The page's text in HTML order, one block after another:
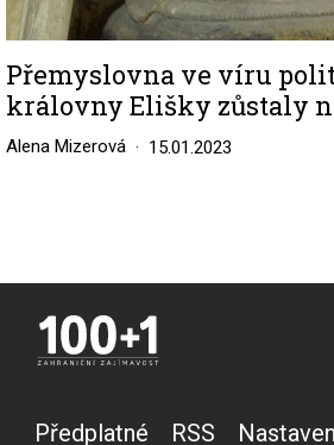
Přemyslovna ve víru
královny Elišky zůstaly
Alena Mizerová 15.01.2023
Předplatné RSS